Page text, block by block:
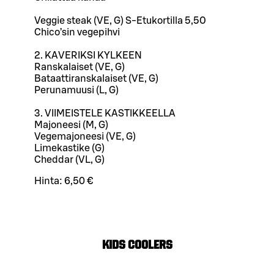
Veggie steak (VE, G) S-Etukortilla 5,50
Chico’sin vegepihvi
2. KAVERIKSI KYLKEEN
Ranskalaiset (VE, G)
Bataattiranskalaiset (VE, G)
Perunamuusi (L, G)
3. VIIMEISTELE KASTIKKEELLA
Majoneesi (M, G)
Vegemajoneesi (VE, G)
Limekastike (G)
Cheddar (VL, G)
Hinta: 6,50 €
KIDS COOLERS